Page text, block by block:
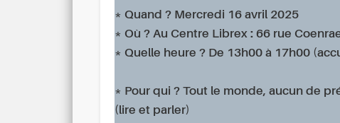
* Quand ? Mercredi 16 avril 2025
* Où ? Au Centre Librex : 66 rue
* Quelle heure ? De 13h00 à 17h00
* Pour qui ? Tout le monde, aucun de
(lire et parler)